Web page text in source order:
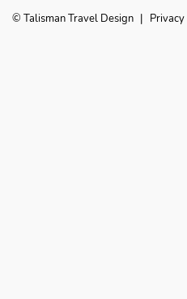
© Talisman Travel Design | Privacy